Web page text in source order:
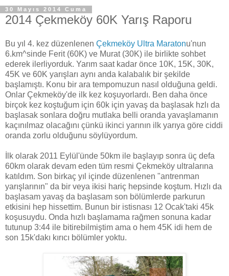
30 Mayıs 2014 Cuma
2014 Çekmeköy 60K Yarış Raporu
Bu yıl 4. kez düzenlenen Çekmeköy Ultra Maratonu'nun
6.km^sinde Ferit (60K) ve Murat (30K) ile birlikte sohbet
ederek ilerliyorduk. Yarım saat kadar önce 10K, 15K, 30K,
45K ve 60K yarışları aynı anda kalabalık bir şekilde
başlamıştı. Konu bir ara tempomuzun nasıl olduğuna geldi.
Onlar Çekmeköy'de ilk kez koşuyorlardı. Ben daha önce
birçok kez koştuğum için 60k için yavaş da başlasak hzlı da
başlasak sonlara doğru mutlaka belli oranda yavaşlamanın
kaçınılmaz olacağını çünkü ikinci yarının ilk yarıya göre ciddi
oranda zorlu olduğunu söylüyordum.
İlk olarak 2011 Eylül'ünde 50km ile başlayıp sonra üç defa
60km olarak devam eden tüm resmi Çekmeköy ultralarına
katıldım. Son birkaç yıl içinde düzenlenen "antrenman
yarışlarının" da bir veya ikisi hariç hepsinde koştum. Hızlı da
başlasam yavaş da başlasam son bölümlerde parkurun
etkisini hep hissettim. Bunun bir istisnası 12 Ocak'taki 45k
koşusuydu. Onda hızlı başlamama rağmen sonuna kadar
tutunup 3:44 ile bitirebilmiştim ama o hem 45K idi hem de
son 15k'dakı kırıcı bölümler yoktu.